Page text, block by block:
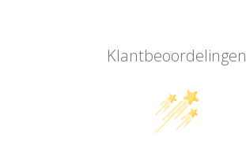
Klantbeoordelingen